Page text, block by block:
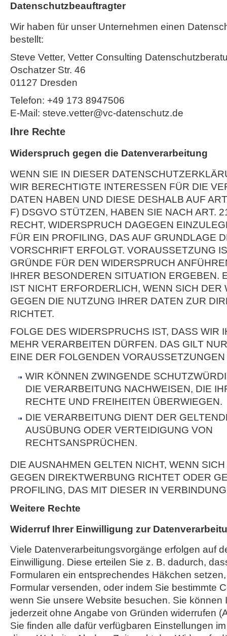
Datenschutzbeauftragter
Wir haben für unser Unternehmen einen
bestellt:
Steve Vetter, Vetter Consulting
Oschatzer Str. 46
01127 Dresden
Telefon: +49 173 8947506
E-Mail: steve.vetter@vc-datenschutz.de
Ihre Rechte
Widerspruch gegen die Datenverarbeitung
WENN SIE IN DIESER
WIR BERECHTIGTE INTERESSEN FÜR DIE
DATEN HABEN UND DIESE DESHALB AUF
F) DSGVO STÜTZEN, HABEN SIE NACH ART.
RECHT, WIDERSPRUCH DAGEGEN
FÜR EIN PROFILING, DAS AUF GRUNDLAGE
VORSCHRIFT ERFOLGT. VORAUSSETZUNG
GRÜNDE FÜR DEN WIDERSPRUCH
IHRER BESONDEREN SITUATION ERGEBEN.
IST NICHT ERFORDERLICH, WENN SICH DER
GEGEN DIE NUTZUNG IHRER DATEN ZUR
RICHTET.
FOLGE DES WIDERSPRUCHS IST, DASS WIR
MEHR VERARBEITEN DÜRFEN. DAS GILT
EINE DER FOLGENDEN VORAUSSETZUNGEN
WIR KÖNNEN ZWINGENDE
DIE VERARBEITUNG NACHWEISEN, DIE
RECHTE UND FREIHEITEN ÜBERWIEGEN.
DIE VERARBEITUNG DIENT DER
AUSÜBUNG ODER VERTEIDIGUNG VON
RECHTSANSPRÜCHEN.
DIE AUSNAHMEN GELTEN NICHT, WENN
GEGEN DIREKTWERBUNG RICHTET ODER
PROFILING, DAS MIT DIESER IN
Weitere Rechte
Widerruf Ihrer Einwilligung zur
Viele Datenverarbeitungsvorgänge erfolgen auf
Einwilligung. Diese erteilen Sie z. B. dadurch,
Formularen ein entsprechendes Häkchen
Formular versenden, oder indem Sie bestimmte
wenn Sie unsere Website besuchen. Sie können
jederzeit ohne Angabe von Gründen widerrufen
Sie finden alle dafür verfügbaren Einstellungen